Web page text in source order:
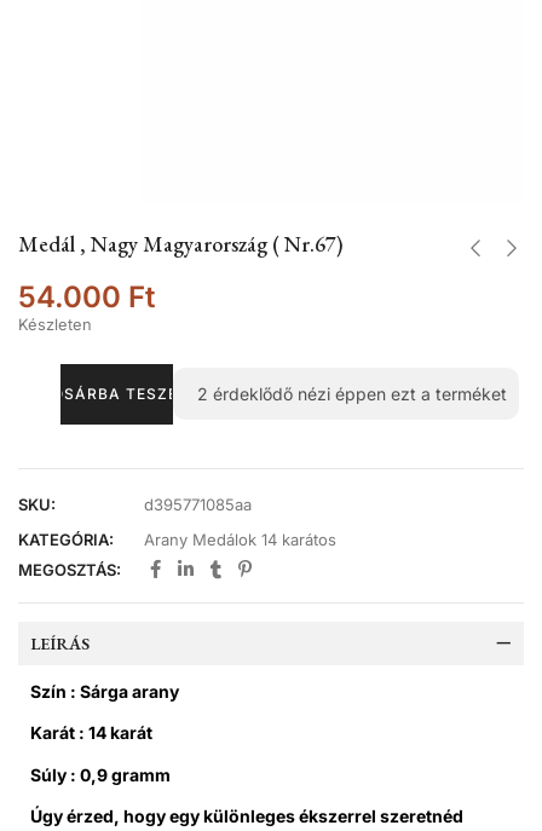
Medál , Nagy Magyarország ( Nr.67)
54.000 Ft
Készleten
KOSÁRBA TESZEM 2 érdeklődő nézi éppen ezt a terméket
SKU:
d395771085aa
KATEGÓRIA:
Arany Medálok 14 karátos
MEGOSZTÁS:
LEÍRÁS
Szín : Sárga arany
Karát : 14 karát
Súly : 0,9 gramm
Úgy érzed, hogy egy különleges ékszerrel szeretnéd